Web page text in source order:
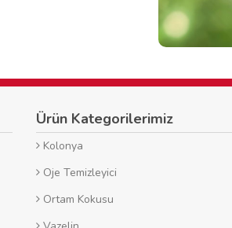
Ürün Kategorilerimiz
Kolonya
Oje Temizleyici
Ortam Kokusu